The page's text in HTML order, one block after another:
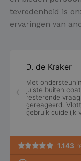
tevredenheid is
ervaringen van